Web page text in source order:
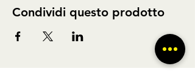
Condividi questo prodotto